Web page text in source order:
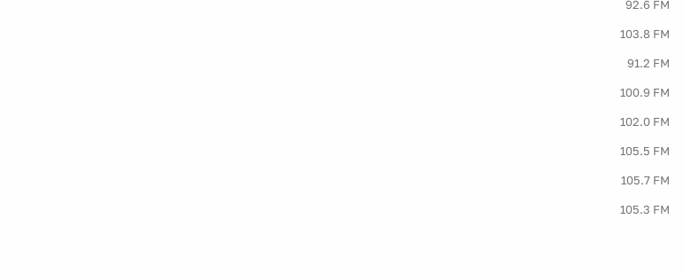
92.6 FM
103.8 FM
91.2 FM
100.9 FM
102.0 FM
105.5 FM
105.7 FM
105.3 FM